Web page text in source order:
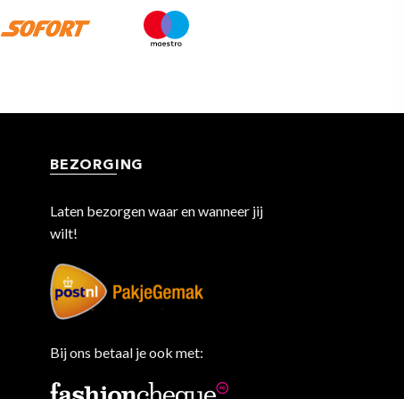
BEZORGING
Laten bezorgen waar en wanneer jij
wilt!
Bij ons betaal je ook met: